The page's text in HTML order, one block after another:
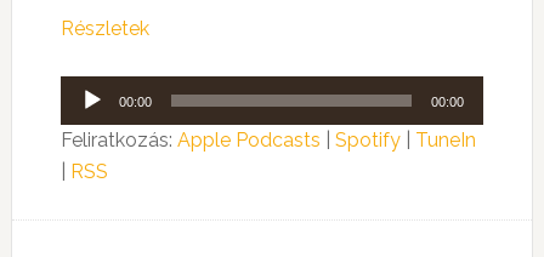
Részletek
Audió
lejátszó
00:00 00:00
Feliratkozás: Apple Podcasts Spotify| TuneIn
RSS